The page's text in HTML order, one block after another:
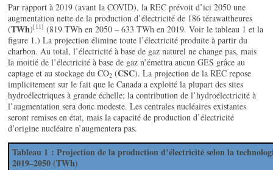
Par rapport à 2019 (avant la COVID), la REC prévoit d’ici 2050 une
augmentation nette de la production d’électricité de 186 térawattheures
(TWh)[11] (819 TWh en 2050 – 633 TWh en 2019. Voir le tableau 1 et la
figure 1.) La projection élimine toute l’électricité produite à partir du
charbon. Au total, l’électricité à base de gaz naturel ne change pas, mais
la moitié de l’électricité à base de gaz n’émettra aucun GES grâce au
captage et au stockage du CO2 (CSC). La projection de la REC repose
implicitement sur le fait que le Canada a exploité la plupart des sites
hydroélectriques à grande échelle; la contribution de l’hydroélectricité à
l’augmentation sera donc modeste. Les centrales nucléaires existantes
seront remises en état, mais la capacité de production d’électricité
d’origine nucléaire n’augmentera pas.
Tableau 1 : Projection de la production d’électricité selon la
2019–2050 (TWh)